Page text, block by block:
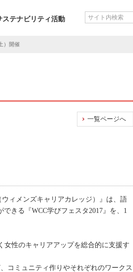
ステナビリティ活動
）開催
一覧ページへ
ウィメンズキャリアカレッジ）』は、語
きる『WCC学びフェスタ2017』を、1
性のキャリアアップを総合的に支援す
コミュニティ作りやそれぞれのワークス